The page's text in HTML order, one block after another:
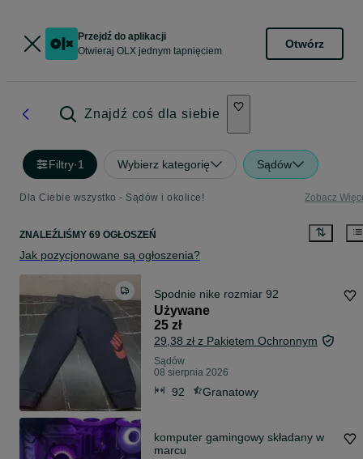
Przejdź do aplikacji
Otwieraj OLX jednym tapnięciem
Otwórz
Znajdź coś dla siebie
Filtry·1 Wybierz kategorię Sądów
Dla Ciebie wszystko - Sądów i okolice! Zobacz
ZNALEŹLIŚMY 69 OGŁOSZEŃ
Jak pozycjonowane są ogłoszenia?
Spodnie nike rozmiar 92
Używane
25 zł
29,38 zł z Pakietem Ochronnym
Sądów
08 sierpnia 2026
92 Granatowy
komputer gamingowy składany w
marcu